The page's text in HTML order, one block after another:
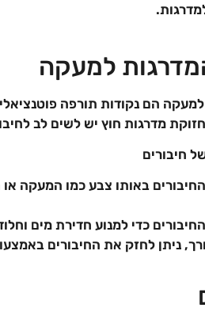
המדרגות למעקה
למעקה הם נקודות תורפה
מדרגות חוץ יש לשים לב
חיבורים
באותו צבע כמו המעקה או
כדי למנוע חדירת מים
ניתן לחזק את החיבורים